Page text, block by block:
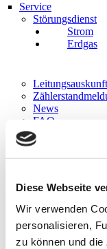
Diese Webseite
Wir verwenden
personalisieren,
zu können und
Service
Störungsdienst
Strom
Erdgas
Leitungsauskunft
News
FAQ
Downloads
Streitbeilegung
Sitemap
Portrait